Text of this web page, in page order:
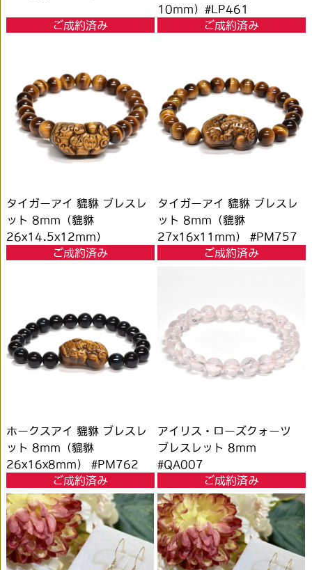
ご成約済み
10mm）#LP461
ご成約済み
タイガーアイ 貔貅 ブレスレ
ット 8mm（貔貅
26x14.5x12mm）
#PM756ご成約済み
タイガーアイ 貔貅 ブレスレ
ット 8mm（貔貅
27x16x11mm） #PM757
ご成約済み
ホークスアイ 貔貅 ブレスレ
ット 8mm（貔貅
26x16x8mm） #PM762
ご成約済み
アイリス・ローズクォーツ
ブレスレット 8mm
#QA007
ご成約済み